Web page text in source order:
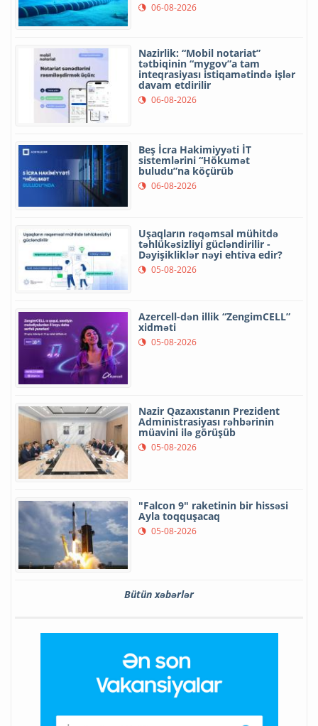
06-08-2026
Nazirlik: “Mobil notariat”
tətbiqinin “mygov”a tam
inteqrasiyası istiqamətində işlər
davam etdirilir
06-08-2026
Beş İcra Hakimiyyəti İT
sistemlərini “Hökumət
buludu”na köçürüb
06-08-2026
Uşaqların rəqəmsal mühitdə
təhlükəsizliyi gücləndirilir -
Dəyişikliklər nəyi ehtiva edir?
05-08-2026
Azercell-dən illik “ZengimCELL”
xidməti
05-08-2026
Nazir Qazaxıstanın Prezident
Administrasiyası rəhbərinin
müavini ilə görüşüb
05-08-2026
"Falcon 9" raketinin bir hissəsi
Ayla toqquşacaq
05-08-2026
Bütün xəbərlər